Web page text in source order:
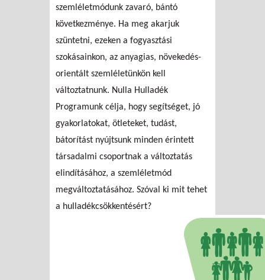
szemléletmódunk zavaró, bántó
következménye. Ha meg akarjuk
szüntetni, ezeken a fogyasztási
szokásainkon, az anyagias, növekedés-
orientált szemléletünkön kell
változtatnunk. Nulla Hulladék
Programunk célja, hogy segítséget, jó
gyakorlatokat, ötleteket, tudást,
bátorítást nyújtsunk minden érintett
társadalmi csoportnak a változtatás
elindításához, a szemléletmód
megváltoztatásához. Szóval ki mit tehet
a hulladékcsökkentésért?